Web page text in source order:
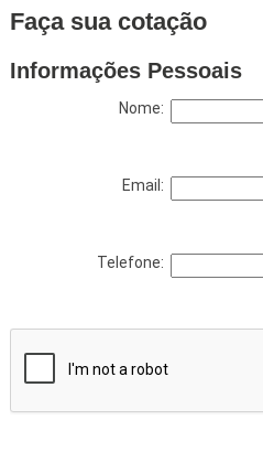
Faça sua cotação
Informações Pessoais
Nome:
Email:
Telefone: